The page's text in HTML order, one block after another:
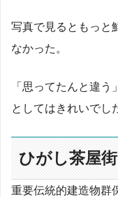
写真で見るともっと
なかった。
「思ってたんと違
としてはきれいでし
ひがし茶屋街
重要伝統的建造物群